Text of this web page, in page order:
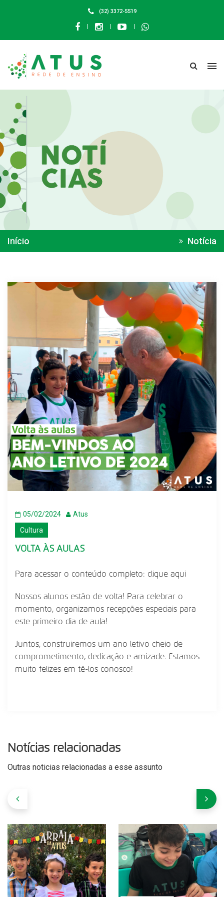
(32) 3372-5519
Início Notícia
05/02/2024
Atus
Cultura
VOLTA ÀS AULAS
Para acessar o conteúdo completo: clique aqui
Nossos alunos estão de volta! Para celebrar o
momento, organizamos recepções especiais para
este primeiro dia de aula!
Juntos, construiremos um ano letivo cheio de
comprometimento, dedicação e amizade. Estamos
muito felizes em tê-los conosco!
Notícias relacionadas
Outras noticias relacionadas a esse assunto